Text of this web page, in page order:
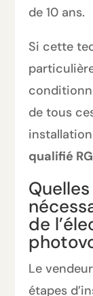
de 10 ans.
Si cette
de tous
qualifié
de
Le
étapes